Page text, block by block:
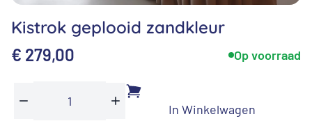
Kistrok geplooid zandkleur
€ 279,00 Op voorraad
In Winkelwagen